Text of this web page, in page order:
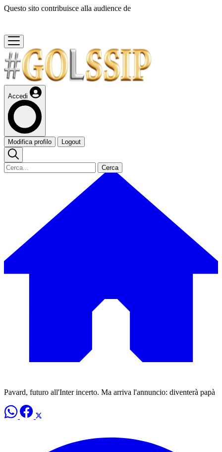
Questo sito contribuisce alla audience de
Accedi
Modifica profilo Logout
Cerca
Pavard, futuro all'Inter incerto. Ma arriva l'annuncio: diventerà papà